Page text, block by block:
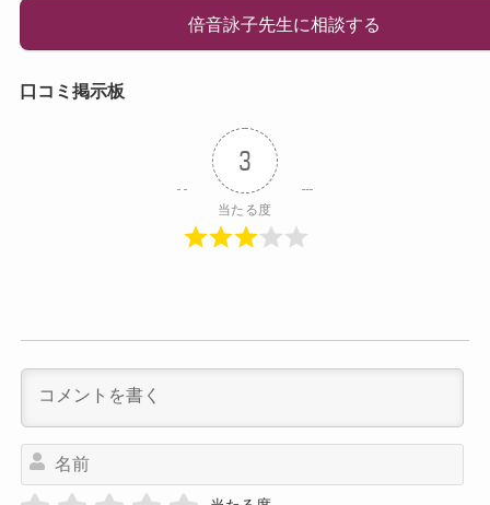
倍音詠子先生に相談する
口コミ掲示板
3
当たる度